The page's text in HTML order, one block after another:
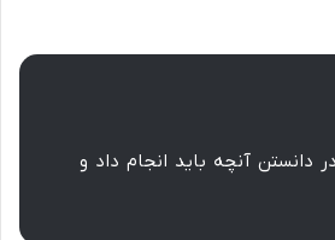
دانستن آنچه باید انجام داد و